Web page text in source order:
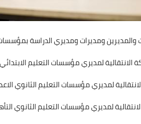
والمديرين ومديرات ومديري الدراسة بمؤسسات
الانتقالية لمديري مؤسسات التعليم الابتدائي